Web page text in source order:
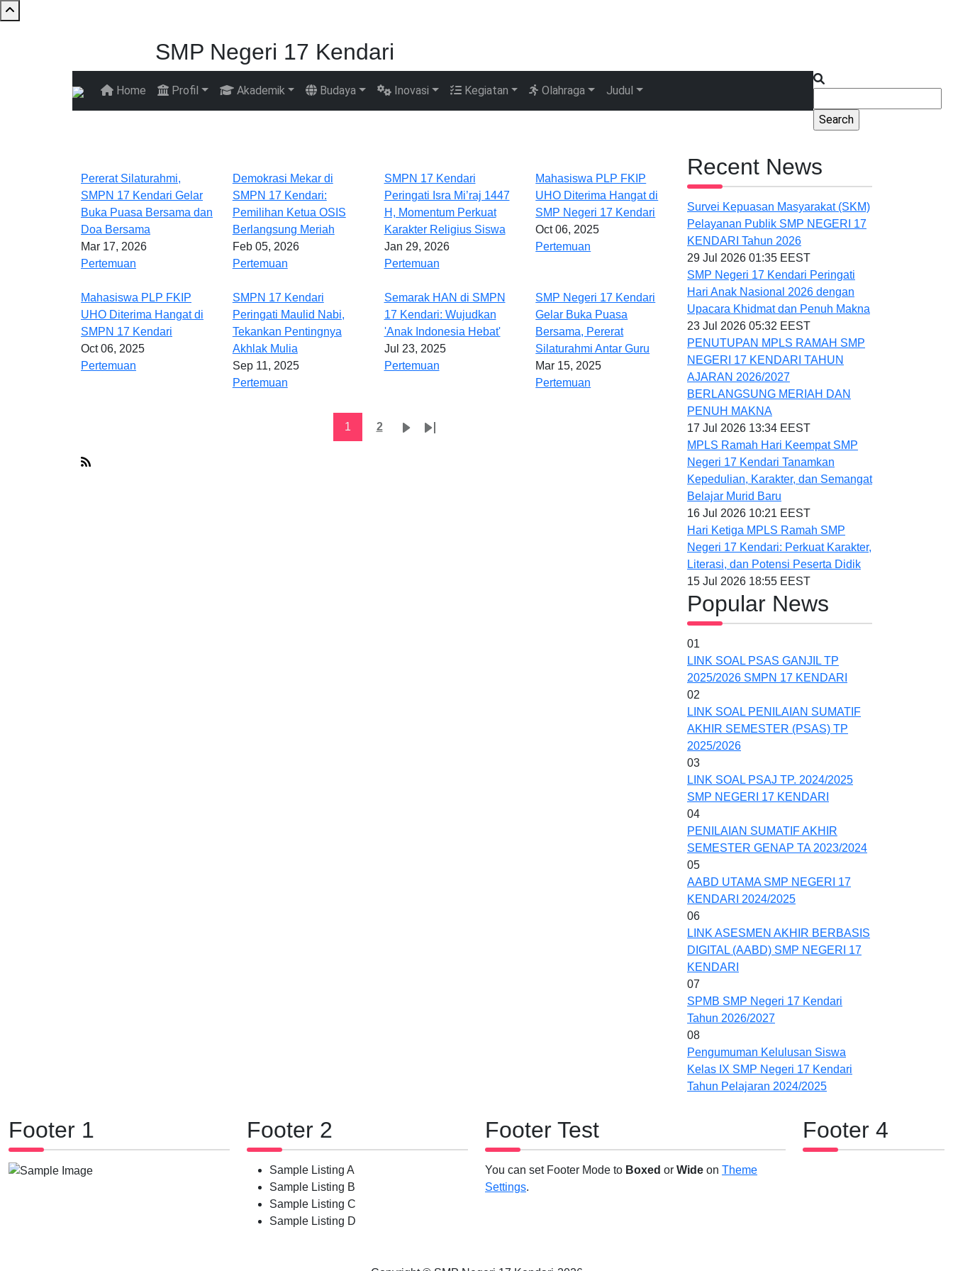
Skip to main content
SMP Negeri 17 Kendari
Main navigation
Home Profil Akademik Budaya Inovasi Kegiatan Olahraga Judul
Pererat Silaturahmi,
SMPN 17 Kendari Gelar
Buka Puasa Bersama dan
Doa Bersama
Mar 17, 2026
Pertemuan
Demokrasi Mekar di
SMPN 17 Kendari:
Pemilihan Ketua OSIS
Berlangsung Meriah
Feb 05, 2026
Pertemuan
SMPN 17 Kendari
Peringati Isra Mi’raj 1447
H, Momentum Perkuat
Karakter Religius Siswa
Jan 29, 2026
Pertemuan
Mahasiswa PLP FKIP
UHO Diterima Hangat di
SMP Negeri 17 Kendari
Oct 06, 2025
Pertemuan
Mahasiswa PLP FKIP
UHO Diterima Hangat di
SMPN 17 Kendari
Oct 06, 2025
Pertemuan
SMPN 17 Kendari
Peringati Maulid Nabi,
Tekankan Pentingnya
Akhlak Mulia
Sep 11, 2025
Pertemuan
Semarak HAN di SMPN
17 Kendari: Wujudkan
'Anak Indonesia Hebat'
Jul 23, 2025
Pertemuan
SMP Negeri 17 Kendari
Gelar Buka Puasa
Bersama, Pererat
Silaturahmi Antar Guru
Mar 15, 2025
Pertemuan
Current page
1 Page
2 Next page
Last page
Recent News
Survei Kepuasan Masyarakat (SKM)
Pelayanan Publik SMP NEGERI 17
KENDARI Tahun 2026
29 Jul 2026 01:35 EEST
SMP Negeri 17 Kendari Peringati
Hari Anak Nasional 2026 dengan
Upacara Khidmat dan Penuh Makna
23 Jul 2026 05:32 EEST
PENUTUPAN MPLS RAMAH SMP
NEGERI 17 KENDARI TAHUN
AJARAN 2026/2027
BERLANGSUNG MERIAH DAN
PENUH MAKNA
17 Jul 2026 13:34 EEST
MPLS Ramah Hari Keempat SMP
Negeri 17 Kendari Tanamkan
Kepedulian, Karakter, dan Semangat
Belajar Murid Baru
16 Jul 2026 10:21 EEST
Hari Ketiga MPLS Ramah SMP
Negeri 17 Kendari: Perkuat Karakter,
Literasi, dan Potensi Peserta Didik
15 Jul 2026 18:55 EEST
Popular News
01
LINK SOAL PSAS GANJIL TP
2025/2026 SMPN 17 KENDARI
02
LINK SOAL PENILAIAN SUMATIF
AKHIR SEMESTER (PSAS) TP
2025/2026
03
LINK SOAL PSAJ TP. 2024/2025
SMP NEGERI 17 KENDARI
04
PENILAIAN SUMATIF AKHIR
SEMESTER GENAP TA 2023/2024
05
AABD UTAMA SMP NEGERI 17
KENDARI 2024/2025
06
LINK ASESMEN AKHIR BERBASIS
DIGITAL (AABD) SMP NEGERI 17
KENDARI
07
SPMB SMP Negeri 17 Kendari
Tahun 2026/2027
08
Pengumuman Kelulusan Siswa
Kelas IX SMP Negeri 17 Kendari
Tahun Pelajaran 2024/2025
Footer 1 Footer 2
Sample Listing A
Sample Listing B
Sample Listing C
Sample Listing D
Footer Test
You can set Footer Mode to Boxed or Wide on Theme
Settings.
Footer 4